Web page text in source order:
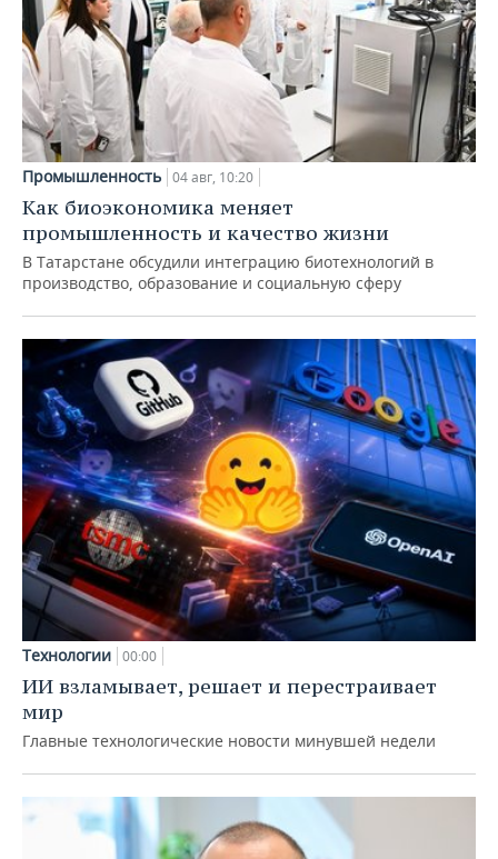
Промышленность 04 авг, 10:20
Как биоэкономика меняет
промышленность и качество жизни
В Татарстане обсудили интеграцию биотехнологий в
производство, образование и социальную сферу
Технологии 00:00
ИИ взламывает, решает и перестраивает
мир
Главные технологические новости минувшей недели